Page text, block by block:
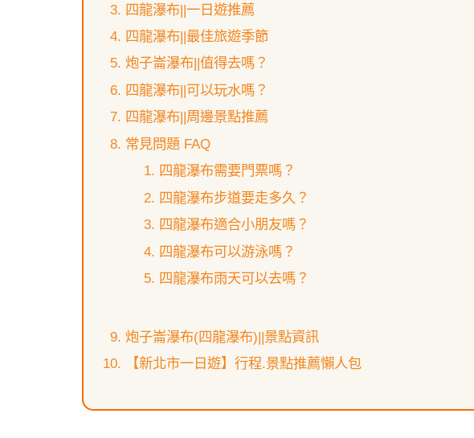
四龍瀑布||一日遊推薦
四龍瀑布||最佳旅遊季節
炮子崙瀑布||值得去嗎？
四龍瀑布||可以玩水嗎？
四龍瀑布||周邊景點推薦
常見問題 FAQ
四龍瀑布需要門票嗎？
四龍瀑布步道要走多久？
四龍瀑布適合小朋友嗎？
四龍瀑布可以游泳嗎？
四龍瀑布雨天可以去嗎？
炮子崙瀑布(四龍瀑布)||景點資訊
【新北市一日遊】行程.景點推薦懶人包